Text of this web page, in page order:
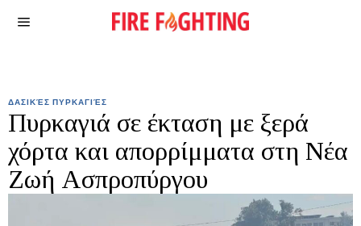
ΔΑΣΙΚΈΣ ΠΥΡΚΑΓΙΈΣ
Πυρκαγιά σε έκταση με ξερά
χόρτα και απορρίμματα στη Νέα
Ζωή Ασπροπύργου